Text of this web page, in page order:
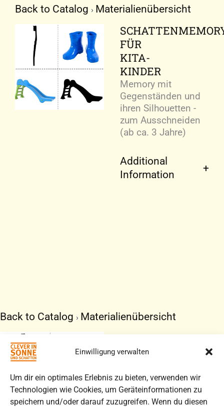
Einwilligung verwalten
Um dir ein optimales Erlebnis zu bieten, verwenden wir
Technologien wie Cookies, um Geräteinformationen zu
speichern und/oder darauf zuzugreifen. Wenn du diesen
Back to Catalog Materialienübersicht
FÜR
KITA-
KINDER
Memory mit
Gegenständen und
ihren Silhouetten -
zum Ausschneiden
(ab ca. 3 Jahre)
Additional
Information
Back to Catalog Materialienübersicht
FÜR
KINDER
Memory mit